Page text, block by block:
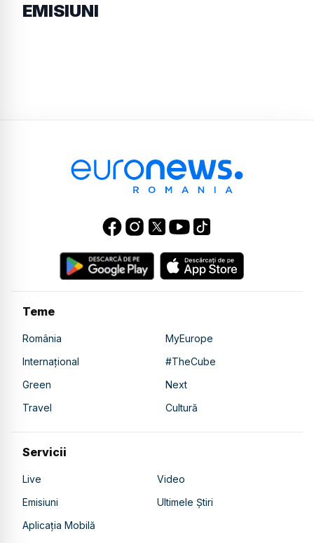
EMISIUNI
Teme
România
MyEurope
Internațional
#TheCube
Green
Next
Travel
Cultură
Servicii
Live
Video
Emisiuni
Ultimele Știri
Aplicația Mobilă